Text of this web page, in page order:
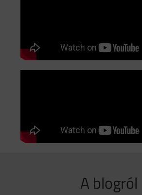
A blogról